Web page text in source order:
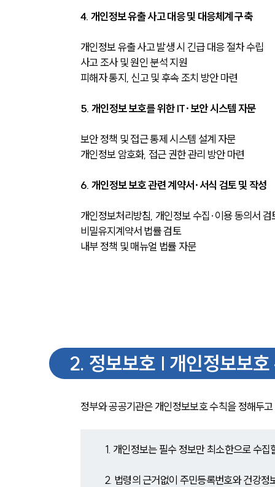
4. 개인정보 유출 사고 대응 및 대응체계 구축
개인정보 유출 사고 발생 시 긴급 대응 절차 수립
사고 조사 및 원인 분석 지원
피해자 통지, 신고 및 후속 조치 방안 마련
5. 개인정보 보호를 위한 IT·보안 시스템 자문
보안 정책 및 접근 통제 시스템 설계 자문
개인정보 암호화, 접근 권한 관리 방안 마련
6. 개인정보 보호 관련 계약서·서식 검토 및 작성
개인정보처리방침, 개인정보 수집·이용 동의서 검
비밀유지계약서 법률 검토
내부 정책 및 매뉴얼 법률 자문
2. 정보보호 | 개인정보보호
정부와 공공기관은 개인정보보호 수칙을 정해두
1. 개인정보는 필수 정보만 최소한으로 수집
2. 법령의 근거없이 주민등록번호와 건강정